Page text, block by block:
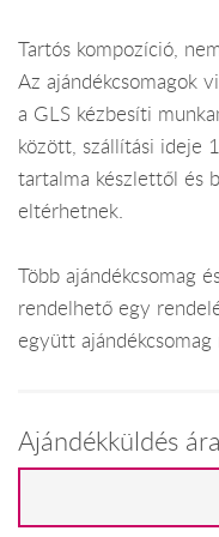
Tartós kompozíció,
Az ajándékcsomagok
a GLS kézbesíti
között, szállítási ideje
tartalma készlettől és
eltérhetnek.
Több ajándékcsomag
rendelhető egy
együtt
Ajándékküldés ára